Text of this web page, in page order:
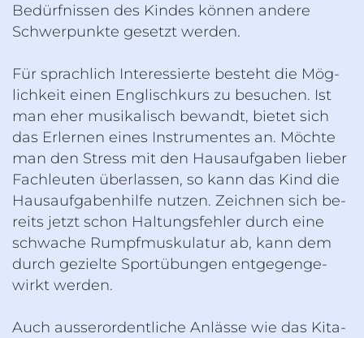
Be­dürf­nis­sen des Kin­des kön­nen an­de­re
Schwer­punk­te ge­setzt wer­den.
Für sprach­lich In­ter­es­sier­te be­steht die Mög­
lich­keit einen Eng­lisch­kurs zu be­su­chen. Ist
man eher mu­si­ka­lisch be­wandt, bie­tet sich
das Er­ler­nen eines In­stru­men­tes an. Möch­te
man den Stress mit den Haus­auf­ga­ben lie­ber
Fach­leu­ten über­las­sen, so kann das Kind die
Haus­auf­ga­ben­hil­fe nut­zen. Zeich­nen sich be­
reits jetzt schon Hal­tungs­feh­ler durch eine
schwa­che Rumpf­mus­ku­la­tur ab, kann dem
durch ge­ziel­te Sport­übun­gen ent­ge­gen­ge­
wirkt wer­den.
Auch aus­ser­or­dent­li­che An­läs­se wie das Kita-